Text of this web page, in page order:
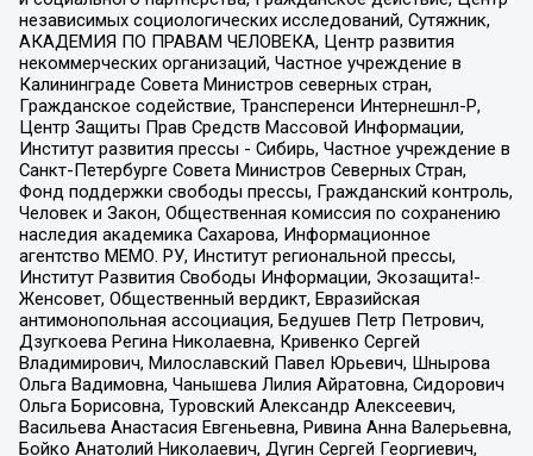
независимых социологических исследований, Сутяжник,
АКАДЕМИЯ ПО ПРАВАМ ЧЕЛОВЕКА, Центр развития
некоммерческих организаций, Частное учреждение в
Калининграде Совета Министров северных стран,
Гражданское содействие, Трансперенси Интернешнл-Р,
Центр Защиты Прав Средств Массовой Информации,
Институт развития прессы - Сибирь, Частное учреждение в
Санкт-Петербурге Совета Министров Северных Стран,
Фонд поддержки свободы прессы, Гражданский контроль,
Человек и Закон, Общественная комиссия по сохранению
наследия академика Сахарова, Информационное
агентство МЕМО. РУ, Институт региональной прессы,
Институт Развития Свободы Информации, Экозащита!-
Женсовет, Общественный вердикт, Евразийская
антимонопольная ассоциация, Бедушев Петр Петрович,
Дзугкоева Регина Николаевна, Кривенко Сергей
Владимирович, Милославский Павел Юрьевич, Шнырова
Ольга Вадимовна, Чанышева Лилия Айратовна, Сидорович
Ольга Борисовна, Туровский Александр Алексеевич,
Васильева Анастасия Евгеньевна, Ривина Анна Валерьевна,
Бойко Анатолий Николаевич, Дугин Сергей Георгиевич,